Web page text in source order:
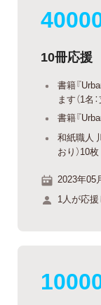
10冊応援
書籍『
ます（1名
書籍『
和紙職人
おり）10枚
2023年05
1人が応援